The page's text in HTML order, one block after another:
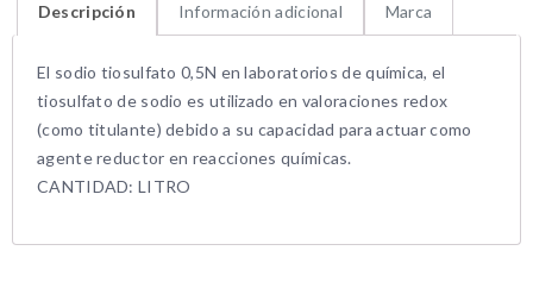
Descripción Información adicional Marca
El sodio tiosulfato 0,5N en laboratorios de química, el
tiosulfato de sodio es utilizado en valoraciones redox
(como titulante) debido a su capacidad para actuar como
agente reductor en reacciones químicas.
CANTIDAD: LITRO